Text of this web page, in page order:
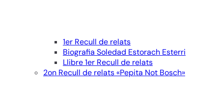
1er Recull de relats
Biografia Soledad Estorach Esterri
Llibre 1er Recull de relats
2on Recull de relats «Pepita Not Bosch»